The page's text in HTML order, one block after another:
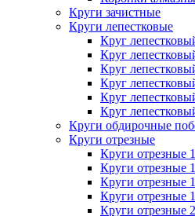
Круги зачистные
Круги лепестковые
Круг
Круг
Круг
Круг
Круг
Круг
Круги обдирочные
Круги отрезные
Круги отрезные
Круги отрезные
Круги отрезные
Круги отрезные
Круги отрезные